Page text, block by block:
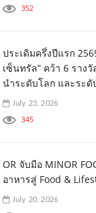
352
ประเดิมครึ่งปีแรก
เซ็นทรัล” คว้า 6 ราง
นำระดับโลก และระดั
July 23, 2026
345
OR จับมือ MINOR
อาหารสู่ Food &
July 20, 2026